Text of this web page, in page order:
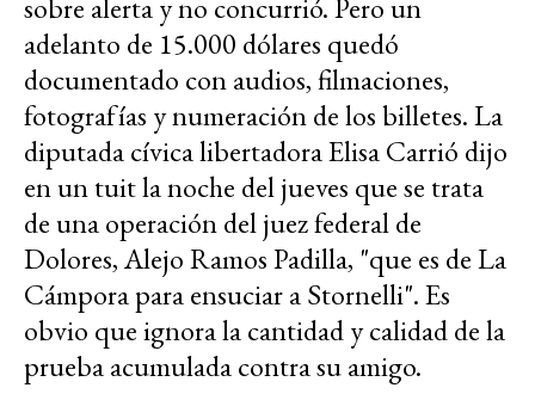
sobre alerta y no concurrió. Pero un
adelanto de 15.000 dólares quedó
documentado con audios, filmaciones,
fotografías y numeración de los billetes. La
diputada cívica libertadora Elisa Carrió dijo
en un tuit la noche del jueves que se trata
de una operación del juez federal de
Dolores, Alejo Ramos Padilla, "que es de La
Cámpora para ensuciar a Stornelli". Es
obvio que ignora la cantidad y calidad de la
prueba acumulada contra su amigo.